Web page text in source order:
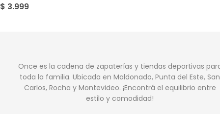
$ 3.999
Once es la cadena de zapaterías y tiendas deportivas
toda la familia. Ubicada en Maldonado, Punta del Este, San
Carlos, Rocha y Montevideo. ¡Encontrá el equilibrio entre
estilo y comodidad!